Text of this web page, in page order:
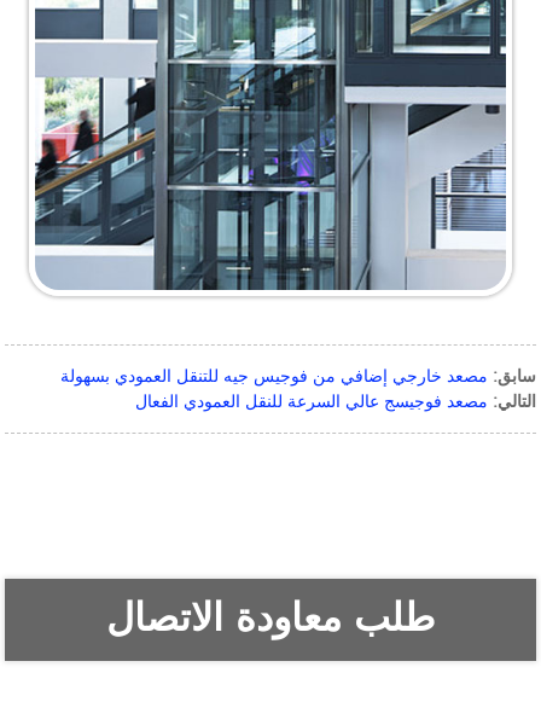
سابق: مصعد خارجي إضافي من فوجيس جيه للتنقل العمودي بسهولة
التالي: مصعد فوجيسج عالي السرعة للنقل العمودي الفعال
طلب معاودة الاتصال